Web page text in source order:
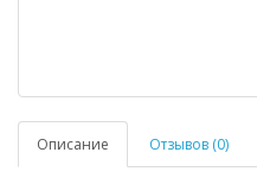
Описание Отзывов (0)